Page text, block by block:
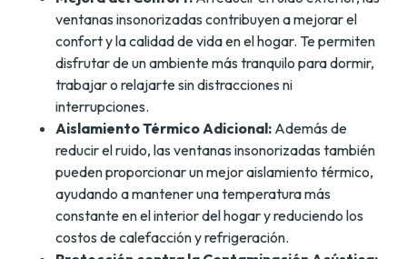
ventanas insonorizadas contribuyen a mejorar el
confort y la calidad de vida en el hogar. Te permiten
disfrutar de un ambiente más tranquilo para dormir,
trabajar o relajarte sin distracciones ni
interrupciones.
Aislamiento Térmico Adicional:Además de
reducir el ruido, las ventanas insonorizadas también
pueden proporcionar un mejor aislamiento térmico,
ayudando a mantener una temperatura más
constante en el interior del hogar y reduciendo los
costos de calefacción y refrigeración.